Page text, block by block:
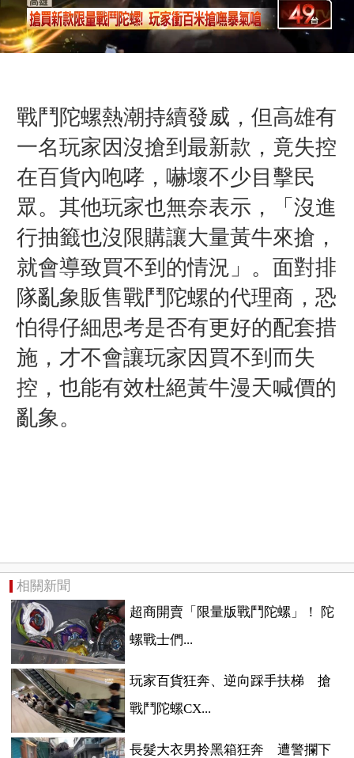
戰鬥陀螺熱潮持續發威，但高雄有
一名玩家因沒搶到最新款，竟失控
在百貨內咆哮，嚇壞不少目擊民
眾。其他玩家也無奈表示，「 沒進
行抽籤也沒限購讓大量黃牛來搶，
就會導致買不到的情況」。 面對排
隊亂象販售戰鬥陀螺的代理商，恐
怕得仔細思考是否有更好的配套措
施，才不會讓玩家因買不到而失
控，也能有效杜絕黃牛漫天喊價的
亂象。
相關新聞
超商開賣「限量版戰鬥陀螺」！ 陀
螺戰士們...
玩家百貨狂奔、逆向踩手扶梯 搶
戰鬥陀螺CX...
長髮大衣男拎黑箱狂奔 遭警攔下